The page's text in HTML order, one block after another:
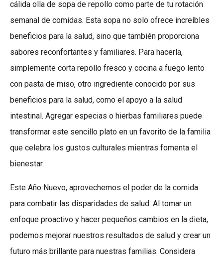
cálida olla de sopa de repollo como parte de tu rotación
semanal de comidas. Esta sopa no solo ofrece increíbles
beneficios para la salud, sino que también proporciona
sabores reconfortantes y familiares. Para hacerla,
simplemente corta repollo fresco y cocina a fuego lento
con pasta de miso, otro ingrediente conocido por sus
beneficios para la salud, como el apoyo a la salud
intestinal. Agregar especias o hierbas familiares puede
transformar este sencillo plato en un favorito de la familia
que celebra los gustos culturales mientras fomenta el
bienestar.
Este Año Nuevo, aprovechemos el poder de la comida
para combatir las disparidades de salud. Al tomar un
enfoque proactivo y hacer pequeños cambios en la dieta,
podemos mejorar nuestros resultados de salud y crear un
futuro más brillante para nuestras familias. Considera